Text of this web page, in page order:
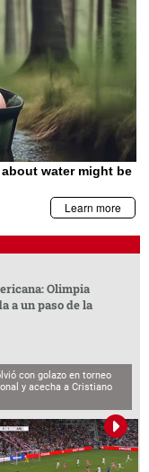
Olimpia
a un paso de la
con golazo en torneo
y acecha a Cristiano